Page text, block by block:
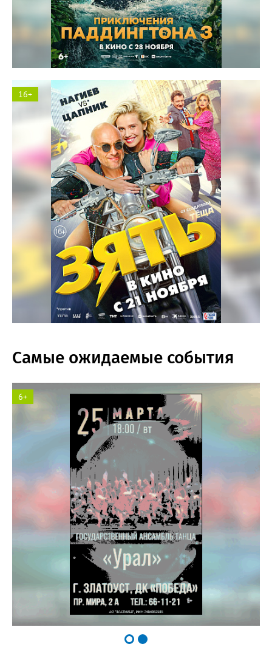
Солярис кинотеатр
16+
Солярис кинотеатр
Самые ожидаемые события
6+